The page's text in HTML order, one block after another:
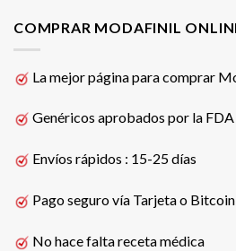
COMPRAR MODAFINIL
La mejor página para comprar
Genéricos aprobados por la FDA
Envíos rápidos : 15-25 días
Pago seguro vía Tarjeta o Bitcoin
No hace falta receta médica